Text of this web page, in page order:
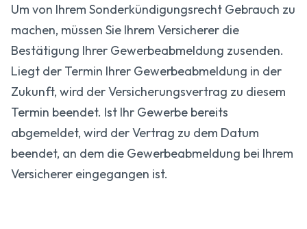
Um von Ihrem Sonder­kündigungs­recht Gebrauch zu
machen, müssen Sie Ihrem Versicherer die
Bestätigung Ihrer Gewerbe­abmeldung zusenden.
Liegt der Termin Ihrer Gewerbe­abmeldung in der
Zukunft, wird der Versicherungs­vertrag zu diesem
Termin beendet. Ist Ihr Gewerbe bereits
abgemeldet, wird der Vertrag zu dem Datum
beendet, an dem die Gewerbe­abmeldung bei Ihrem
Versicherer eingegangen ist.